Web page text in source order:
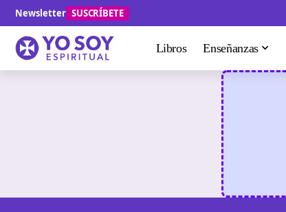
Newsletter SUSCRÍBETE
Libros Enseñanzas